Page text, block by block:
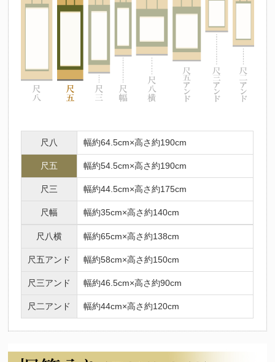
尺八 幅約64.5cm×高さ約190cm
尺五 幅約54.5cm×高さ約190cm
尺三 幅約44.5cm×高さ約175cm
尺幅 幅約35cm×高さ約140cm
尺八横 幅約65cm×高さ約138cm
尺五アンド 幅約58cm×高さ約150cm
尺三アンド 幅約46.5cm×高さ約90cm
尺二アンド 幅約44cm×高さ約120cm